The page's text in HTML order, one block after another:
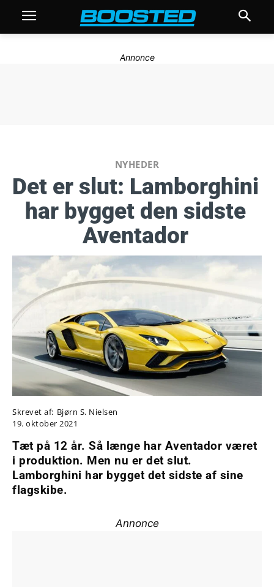
Annonce
NYHEDER
Det er slut: Lamborghini
har bygget den sidste
Aventador
Skrevet af: Bjørn S. Nielsen
19. oktober 2021
Tæt på 12 år. Så længe har Aventador været
i produktion. Men nu er det slut.
Lamborghini har bygget det sidste af sine
flagskibe.
Annonce